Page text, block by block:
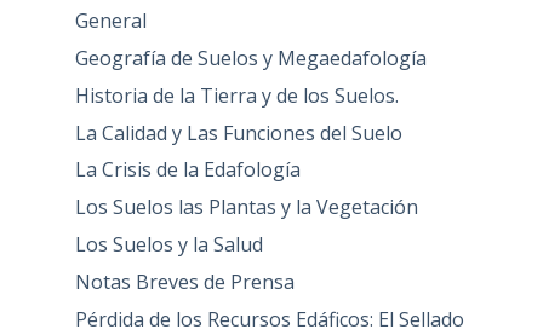
General
Geografía de Suelos y Megaedafología
Historia de la Tierra y de los Suelos.
La Calidad y Las Funciones del Suelo
La Crisis de la Edafología
Los Suelos las Plantas y la Vegetación
Los Suelos y la Salud
Notas Breves de Prensa
Pérdida de los Recursos Edáficos: El Sellado